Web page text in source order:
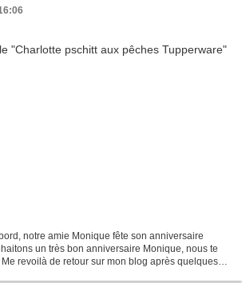
notre amie Monique fête son anniversaire
un très bon anniversaire Monique, nous te
revoilà de retour sur mon blog après quelques